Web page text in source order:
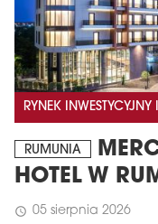
RYNEK
RUMUNIA
HOTEL W
schedule 05 sierpnia 2026